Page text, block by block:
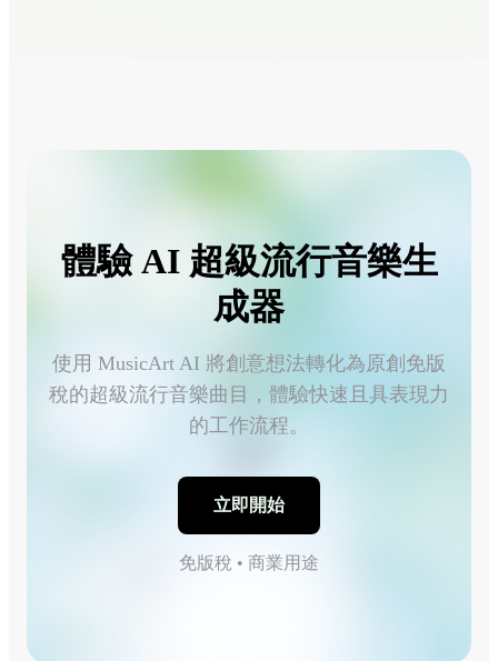
體驗 AI 超級流行音樂生
成器
使用 MusicArt AI 將創意想法轉化為原創免版
稅的超級流行音樂曲目，體驗快速且具表現力
的工作流程。
立即開始
免版稅 • 商業用途